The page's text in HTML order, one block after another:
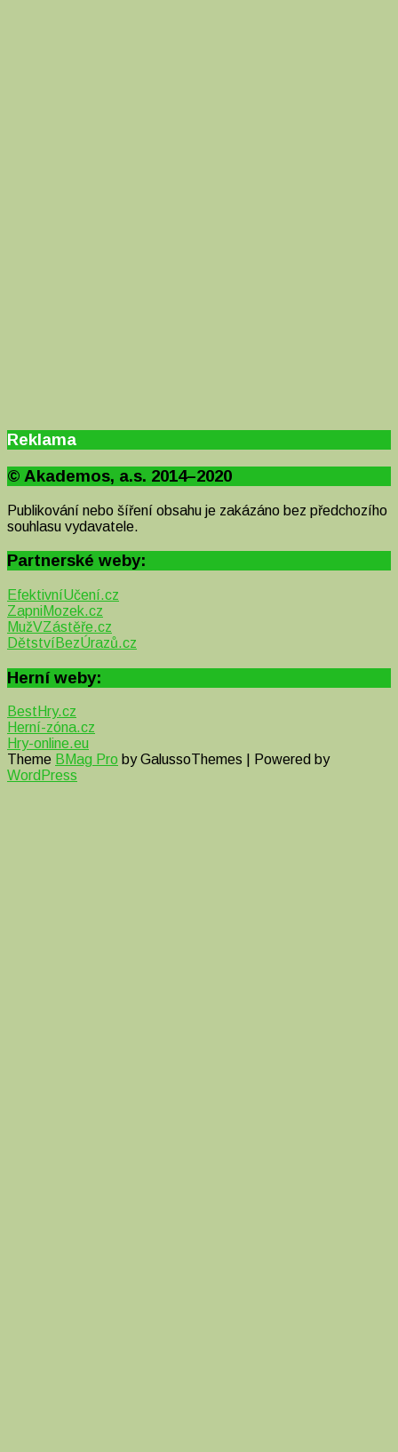
Reklama
© Akademos, a.s. 2014–2020
Publikování nebo šíření obsahu je zakázáno bez předchozího
souhlasu vydavatele.
Partnerské weby:
EfektivníUčení.cz
ZapniMozek.cz
MužVZástěře.cz
DětstvíBezÚrazů.cz
Herní weby:
BestHry.cz
Herní-zóna.cz
Hry-online.eu
Theme BMag Pro by GalussoThemes | Powered by
WordPress